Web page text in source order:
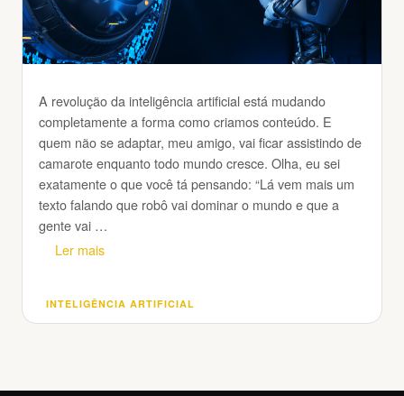
A revolução da inteligência artificial está mudando
completamente a forma como criamos conteúdo. E
quem não se adaptar, meu amigo, vai ficar assistindo de
camarote enquanto todo mundo cresce. Olha, eu sei
exatamente o que você tá pensando: “Lá vem mais um
texto falando que robô vai dominar o mundo e que a
gente vai …
Ler mais
Categorias
INTELIGÊNCIA ARTIFICIAL